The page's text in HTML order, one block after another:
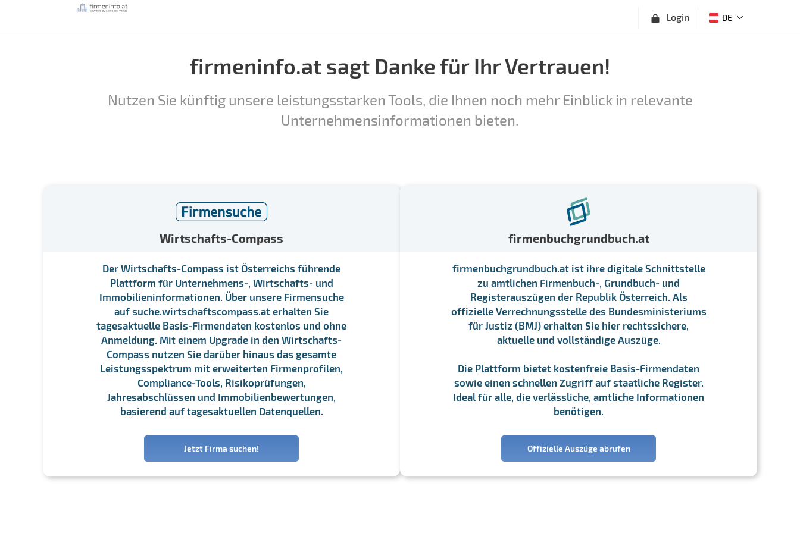
Login DE
firmeninfo.at sagt Danke für Ihr Vertrauen!
Nutzen Sie künftig unsere leistungsstarken Tools, die Ihnen noch mehr Einblick in relevante
Unternehmensinformationen bieten.
Wirtschafts-Compass
Der Wirtschafts-Compass ist Österreichs führende
Plattform für Unternehmens-, Wirtschafts- und
Immobilieninformationen. Über unsere Firmensuche
auf suche.wirtschaftscompass.at erhalten Sie
tagesaktuelle Basis-Firmendaten kostenlos und ohne
Anmeldung. Mit einem Upgrade in den Wirtschafts-
Compass nutzen Sie darüber hinaus das gesamte
Leistungsspektrum mit erweiterten Firmenprofilen,
Compliance-Tools, Risikoprüfungen,
Jahresabschlüssen und Immobilienbewertungen,
basierend auf tagesaktuellen Datenquellen.
Jetzt Firma suchen!
firmenbuchgrundbuch.at
firmenbuchgrundbuch.at ist ihre digitale Schnittstelle
zu amtlichen Firmenbuch-, Grundbuch- und
Registerauszügen der Republik Österreich. Als
offizielle Verrechnungsstelle des Bundesministeriums
für Justiz (BMJ) erhalten Sie hier rechtssichere,
aktuelle und vollständige Auszüge.
Die Plattform bietet kostenfreie Basis-Firmendaten
sowie einen schnellen Zugriff auf staatliche Register.
Ideal für alle, die verlässliche, amtliche Informationen
benötigen.
Offizielle Auszüge abrufen